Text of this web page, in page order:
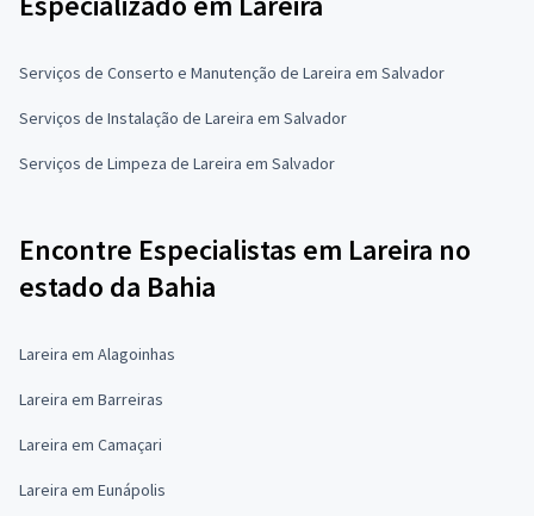
Serviços de Conserto e Manutenção de Lareira em Salvador
Serviços de Instalação de Lareira em Salvador
Serviços de Limpeza de Lareira em Salvador
Encontre Especialistas em Lareira no
estado da Bahia
Lareira em Alagoinhas
Lareira em Barreiras
Lareira em Camaçari
Lareira em Eunápolis